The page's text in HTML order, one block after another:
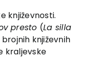
književnosti.
presto (La silla
književnih
kraljevske